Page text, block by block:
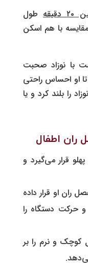
طول
با هم اسکن
با نوزاد صحبت
تا او احساس راحتی
را بلند کرد و یا
ران اطفال
قرار می‌گیرد و
ران او قرار داده
و حرکت دستگاه را
کوچک و نرم را بر